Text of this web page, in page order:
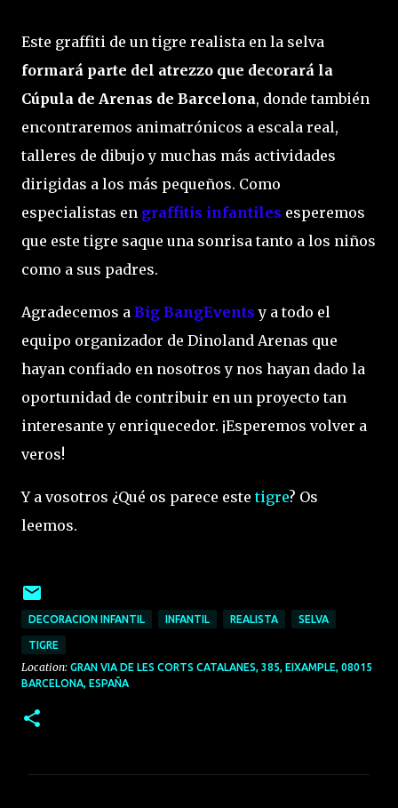
Este graffiti de un tigre realista en la selva
formará parte del atrezzo que decorará la
Cúpula de Arenas de Barcelona, donde también
encontraremos animatrónicos a escala real,
talleres de dibujo y muchas más actividades
dirigidas a los más pequeños. Como
especialistas en graffitis infantiles esperemos
que este tigre saque una sonrisa tanto a los niños
como a sus padres.
Agradecemos a Big BangEvents y a todo el
equipo organizador de Dinoland Arenas que
hayan confiado en nosotros y nos hayan dado la
oportunidad de contribuir en un proyecto tan
interesante y enriquecedor. ¡Esperemos volver a
veros!
Y a vosotros ¿Qué os parece estetigre? Os
leemos.
DECORACION INFANTIL INFANTIL REALISTA SELVA
TIGRE
Location: GRAN VIA DE LES CORTS CATALANES, 385, EIXAMPLE, 08015
BARCELONA, ESPAÑA